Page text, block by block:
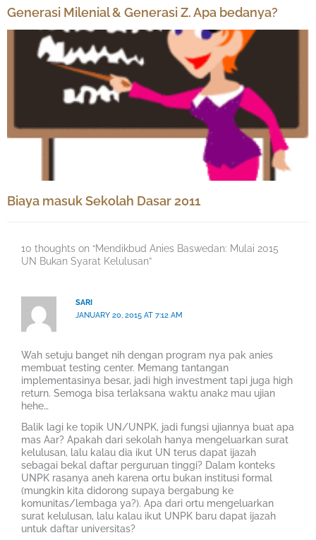
Generasi Milenial & Generasi Z. Apa bedanya?
Biaya masuk Sekolah Dasar 2011
10 thoughts on “Mendikbud Anies Baswedan: Mulai 2015
UN Bukan Syarat Kelulusan”
SARI
JANUARY 20, 2015 AT 7:12 AM
Wah setuju banget nih dengan program nya pak anies
membuat testing center. Memang tantangan
implementasinya besar, jadi high investment tapi juga high
return. Semoga bisa terlaksana waktu anak2 mau ujian
hehe…
Balik lagi ke topik UN/UNPK, jadi fungsi ujiannya buat apa
mas Aar? Apakah dari sekolah hanya mengeluarkan surat
kelulusan, lalu kalau dia ikut UN terus dapat ijazah
sebagai bekal daftar perguruan tinggi? Dalam konteks
UNPK rasanya aneh karena ortu bukan institusi formal
(mungkin kita didorong supaya bergabung ke
komunitas/lembaga ya?). Apa dari ortu mengeluarkan
surat kelulusan, lalu kalau ikut UNPK baru dapat ijazah
untuk daftar universitas?